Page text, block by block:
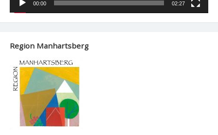
00:00 02:27
Region Manhartsberg